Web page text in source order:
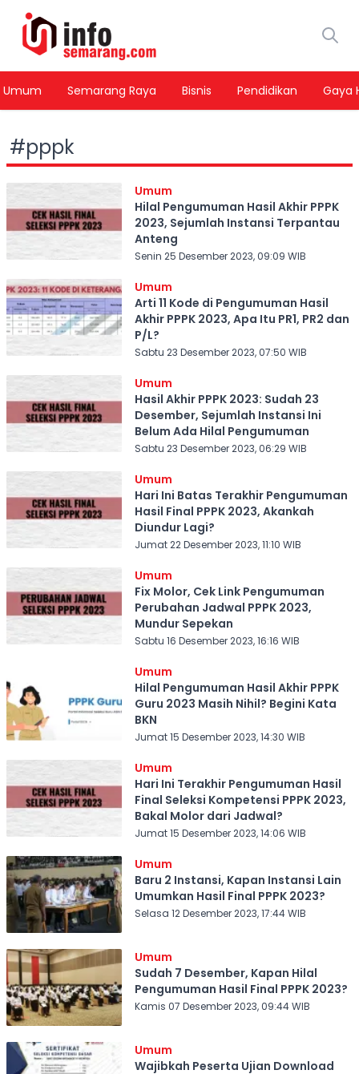
Umum Semarang Raya Bisnis Pendidikan Gaya
#pppk
Umum
Hilal Pengumuman Hasil Akhir PPPK
2023, Sejumlah Instansi Terpantau
Anteng
Senin 25 Desember 2023, 09:09 WIB
Umum
Arti 11 Kode di Pengumuman Hasil
Akhir PPPK 2023, Apa Itu PR1, PR2 dan
P/L?
Sabtu 23 Desember 2023, 07:50 WIB
Umum
Hasil Akhir PPPK 2023: Sudah 23
Desember, Sejumlah Instansi Ini
Belum Ada Hilal Pengumuman
Sabtu 23 Desember 2023, 06:29 WIB
Umum
Hari Ini Batas Terakhir Pengumuman
Hasil Final PPPK 2023, Akankah
Diundur Lagi?
Jumat 22 Desember 2023, 11:10 WIB
Umum
Fix Molor, Cek Link Pengumuman
Perubahan Jadwal PPPK 2023,
Mundur Sepekan
Sabtu 16 Desember 2023, 16:16 WIB
Umum
Hilal Pengumuman Hasil Akhir PPPK
Guru 2023 Masih Nihil? Begini Kata
BKN
Jumat 15 Desember 2023, 14:30 WIB
Umum
Hari Ini Terakhir Pengumuman Hasil
Final Seleksi Kompetensi PPPK 2023,
Bakal Molor dari Jadwal?
Jumat 15 Desember 2023, 14:06 WIB
Umum
Baru 2 Instansi, Kapan Instansi Lain
Umumkan Hasil Final PPPK 2023?
Selasa 12 Desember 2023, 17:44 WIB
Umum
Sudah 7 Desember, Kapan Hilal
Pengumuman Hasil Final PPPK 2023?
Kamis 07 Desember 2023, 09:44 WIB
Umum
Wajibkah Peserta Ujian Download